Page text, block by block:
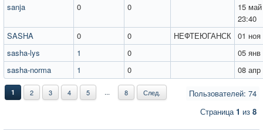
sanja
0 0
15
23:40
SASHA
0 0 НЕФТЕЮГАНСК 01
sasha-lys
1 0
05
sasha-norma
1 0 08
Пользователей: 74
1 2 3 4 5 ... 8 След.
Страница1 из 8